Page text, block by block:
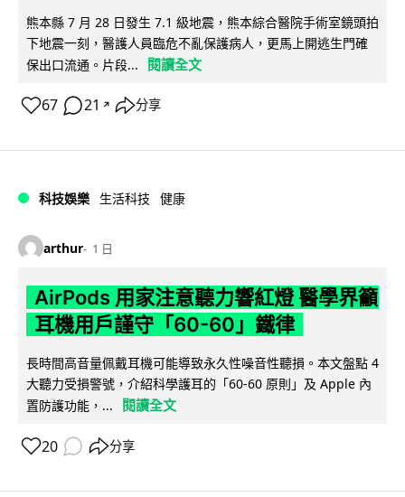
熊本縣 7 月 28 日發生 7.1 級地震，熊本綜合醫院手術室鏡頭拍
下地震一刻，醫護人員臨危不亂保護病人，更馬上開逃生門確
保出口流通。片段...
閱讀全文
67 21 ↗ 分享
科技娛樂 生活科技 健康
arthur 1 日
AirPods 用家注意聽力響紅燈 醫學界籲
耳機用戶謹守「60-60」鐵律
長時間高音量佩戴耳機可能導致永久性噪音性聽損。本文盤點 4
大聽力受損警號，介紹科學護耳的「60-60 原則」及 Apple 內
置防護功能，...
閱讀全文
20 分享